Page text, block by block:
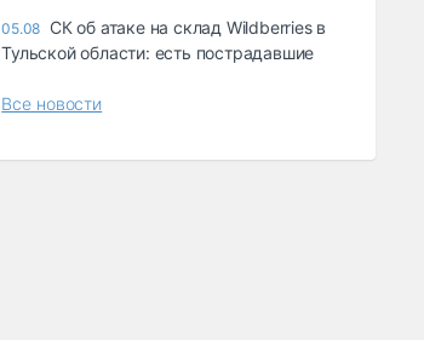
05.08 СК об атаке на склад Wildberries в
Тульской области: есть пострадавшие
Все новости